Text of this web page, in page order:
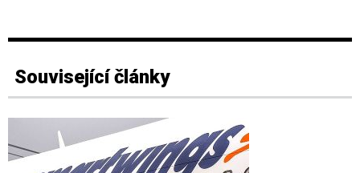
Související články